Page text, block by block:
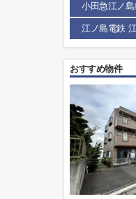
小田急江ノ
江ノ島電鉄
おすすめ物件